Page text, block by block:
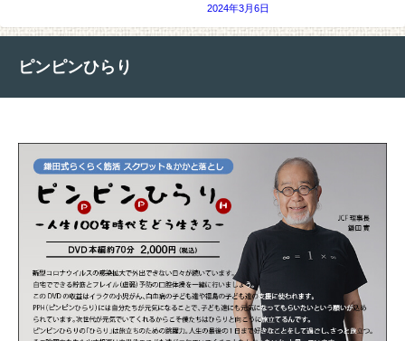
2024年3月6日
ピンピンひらり